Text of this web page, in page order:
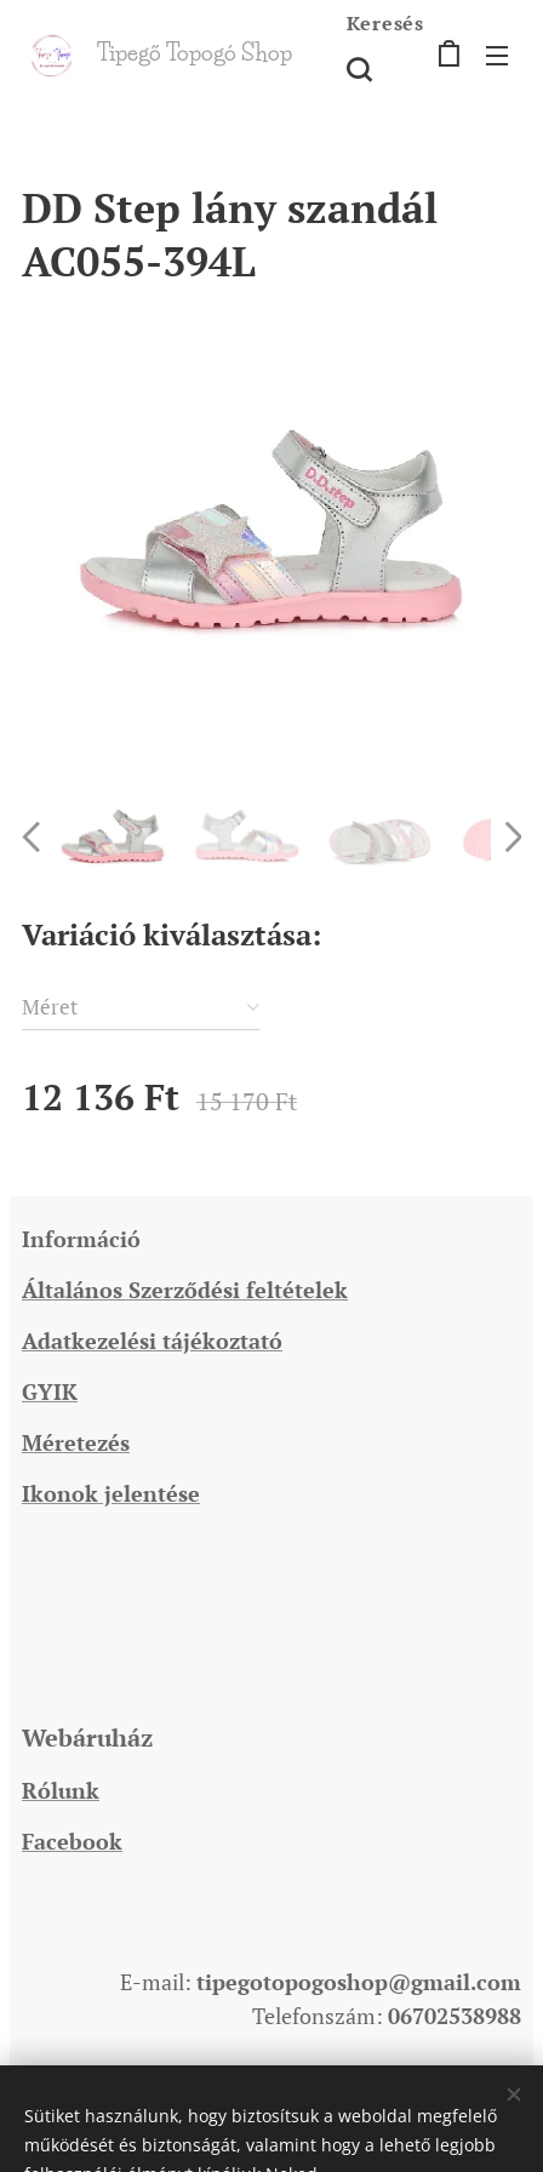
Tipegő Topogó Shop
Keresés
DD Step lány szandál
AC055-394L
Variáció kiválasztása:
Méret
12 136 Ft 15 170Ft
Információ
Általános Szerződési feltételek
Adatkezelési tájékoztató
GYIK
Méretezés
Ikonok jelentése
Webáruház
Rólunk
Facebook
E-mail: tipegotopogoshop@gmail.com
Telefonszám: 06702538988
Sütik
Sütiket használunk, hogy biztosítsuk a weboldal megfelelő
működését és biztonságát, valamint hogy a lehető legjobb